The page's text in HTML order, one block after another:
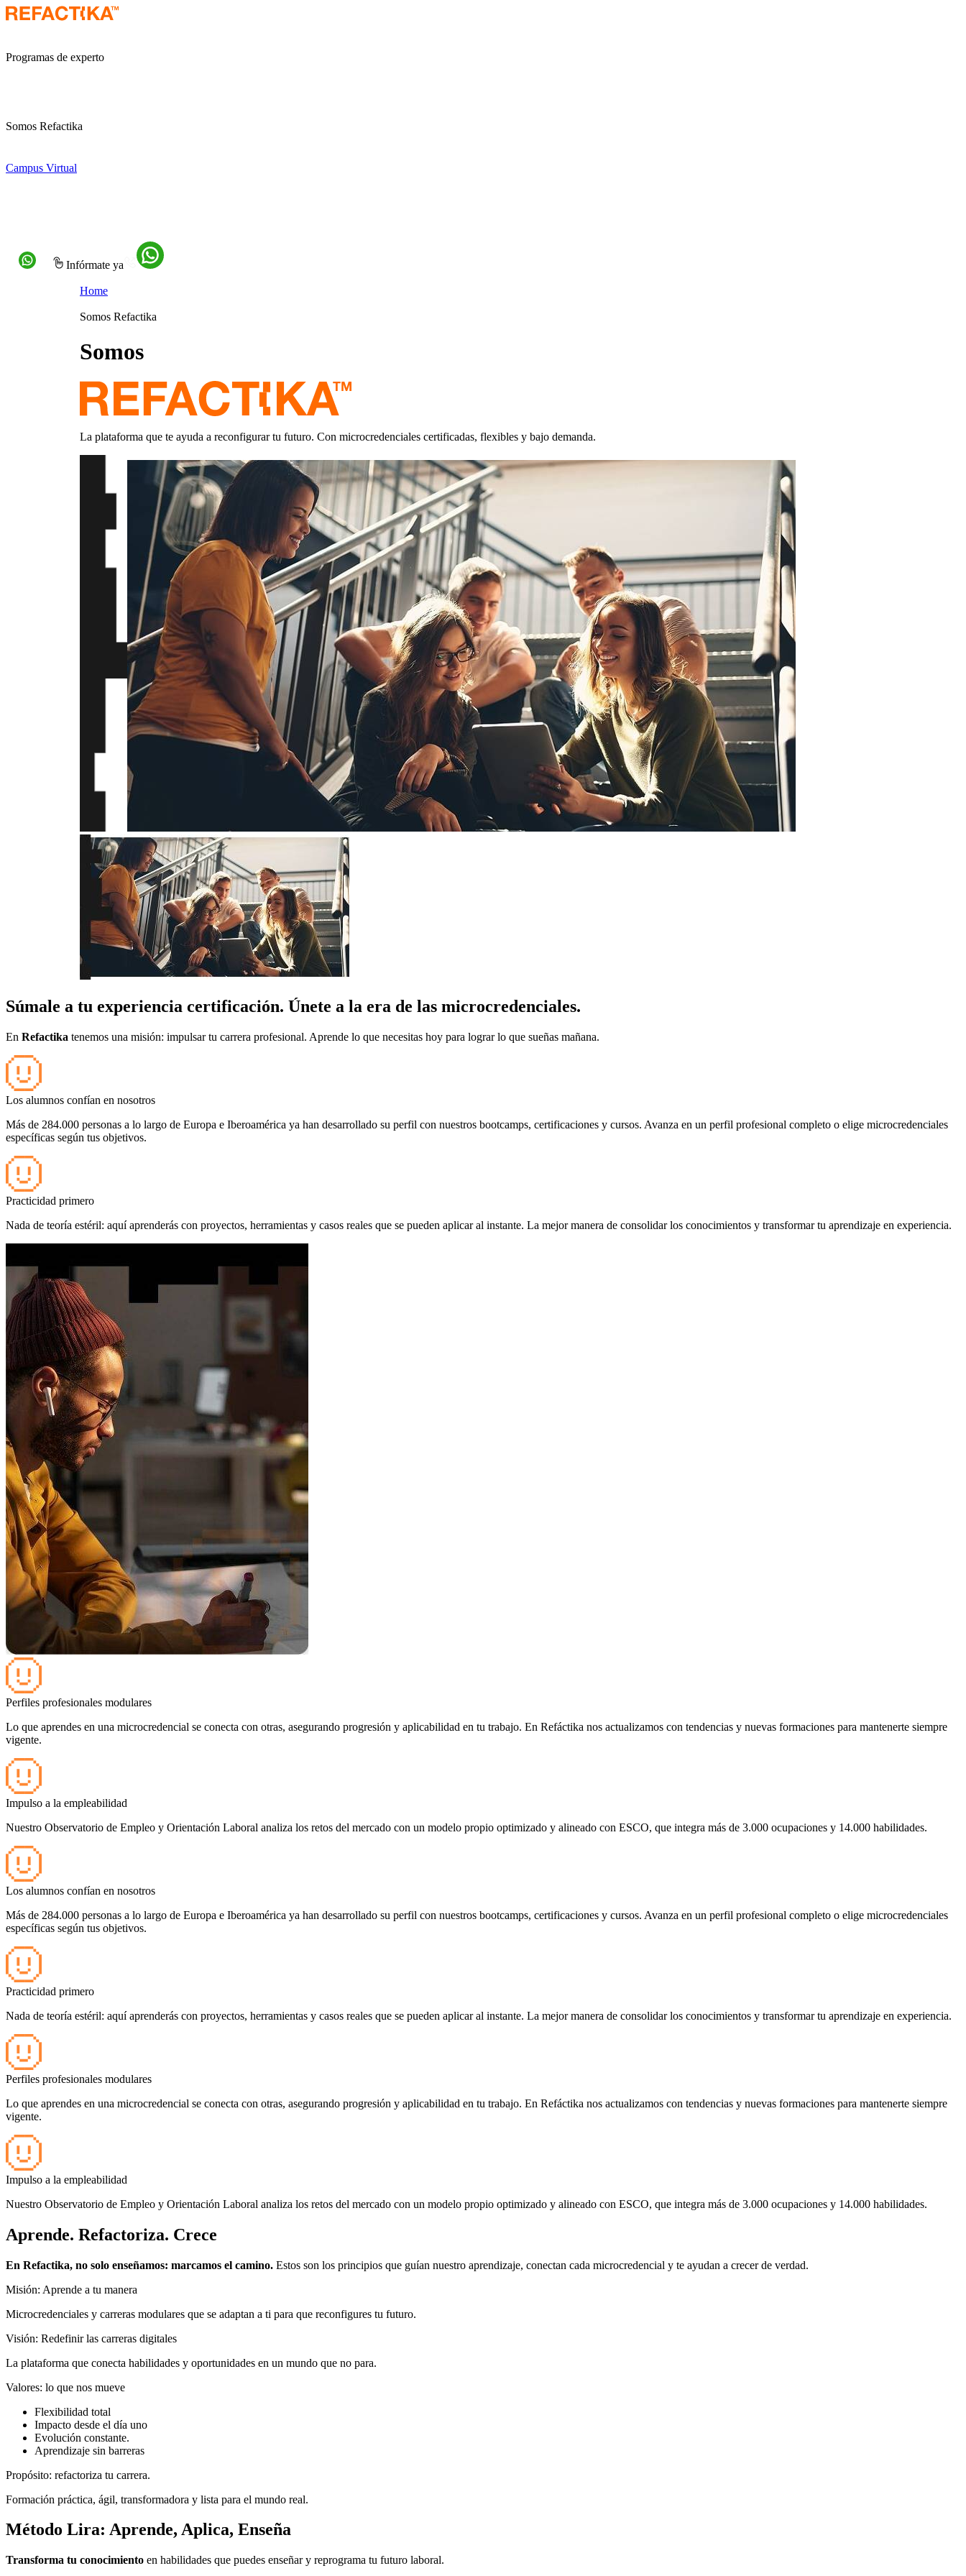
Programas de experto
Somos Refactika
Campus Virtual
Infórmate ya
Home
Somos Refactika
Somos
La plataforma que te ayuda a reconfigurar tu futuro. Con microcredenciales certificadas, flexibles y bajo demanda.
Súmale a tu experiencia certificación. Únete a la era de las microcredenciales.
En Refactika tenemos una misión: impulsar tu carrera profesional. Aprende lo que necesitas hoy para lograr lo que sueñas mañana.
Los alumnos confían en nosotros
Más de 284.000 personas a lo largo de Europa e Iberoamérica ya han desarrollado su perfil con nuestros bootcamps, certificaciones y cursos. Avanza en un perfil profesional completo o elige microcredenciales
específicas según tus objetivos.
Practicidad primero
Nada de teoría estéril: aquí aprenderás con proyectos, herramientas y casos reales que se pueden aplicar al instante. La mejor manera de consolidar los conocimientos y transformar tu aprendizaje en experiencia.
Perfiles profesionales modulares
Lo que aprendes en una microcredencial se conecta con otras, asegurando progresión y aplicabilidad en tu trabajo. En Refáctika nos actualizamos con tendencias y nuevas formaciones para mantenerte siempre
vigente.
Impulso a la empleabilidad
Nuestro Observatorio de Empleo y Orientación Laboral analiza los retos del mercado con un modelo propio optimizado y alineado con ESCO, que integra más de 3.000 ocupaciones y 14.000 habilidades.
Los alumnos confían en nosotros
Más de 284.000 personas a lo largo de Europa e Iberoamérica ya han desarrollado su perfil con nuestros bootcamps, certificaciones y cursos. Avanza en un perfil profesional completo o elige microcredenciales
específicas según tus objetivos.
Practicidad primero
Nada de teoría estéril: aquí aprenderás con proyectos, herramientas y casos reales que se pueden aplicar al instante. La mejor manera de consolidar los conocimientos y transformar tu aprendizaje en experiencia.
Perfiles profesionales modulares
Lo que aprendes en una microcredencial se conecta con otras, asegurando progresión y aplicabilidad en tu trabajo. En Refáctika nos actualizamos con tendencias y nuevas formaciones para mantenerte siempre
vigente.
Impulso a la empleabilidad
Nuestro Observatorio de Empleo y Orientación Laboral analiza los retos del mercado con un modelo propio optimizado y alineado con ESCO, que integra más de 3.000 ocupaciones y 14.000 habilidades.
Aprende. Refactoriza. Crece
En Refactika, no solo enseñamos: marcamos el camino. Estos son los principios que guían nuestro aprendizaje, conectan cada microcredencial y te ayudan a crecer de verdad.
Misión: Aprende a tu manera
Microcredenciales y carreras modulares que se adaptan a ti para que reconfigures tu futuro.
Visión: Redefinir las carreras digitales
La plataforma que conecta habilidades y oportunidades en un mundo que no para.
Valores: lo que nos mueve
Flexibilidad total
Impacto desde el día uno
Evolución constante.
Aprendizaje sin barreras
Propósito: refactoriza tu carrera.
Formación práctica, ágil, transformadora y lista para el mundo real.
Método Lira: Aprende, Aplica, Enseña
Transforma tu conocimiento en habilidades que puedes enseñar y reprograma tu futuro laboral.